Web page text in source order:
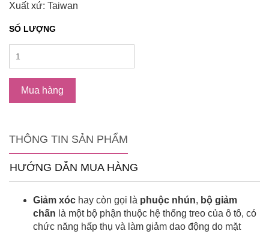
Xuất xứ: Taiwan
SỐ LƯỢNG
Mua hàng
THÔNG TIN SẢN PHẨM
HƯỚNG DẪN MUA HÀNG
Giảm xóc hay còn gọi là phuộc nhún, bộ giảm
chấn là một bộ phận thuộc hệ thống treo của ô tô, có
chức năng hấp thụ và làm giảm dao động do mặt